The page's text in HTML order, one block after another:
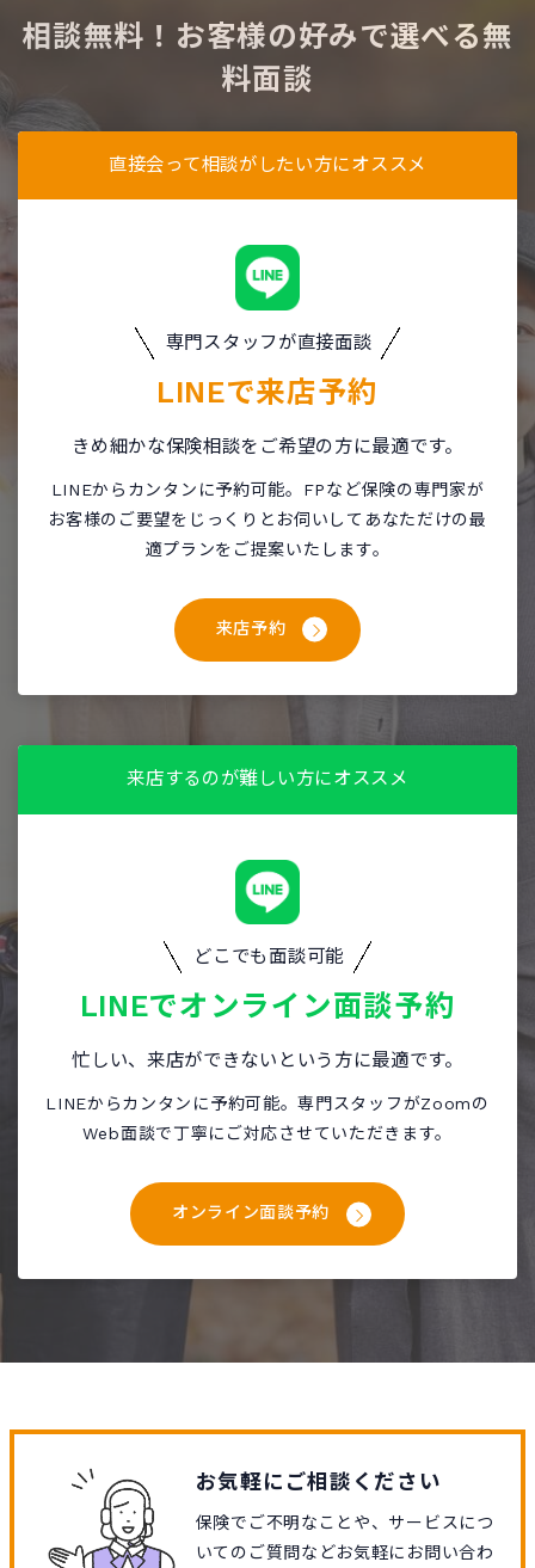
相談無料！お客様の好みで選べる無
料面談
直接会って相談がしたい方にオススメ
専門スタッフが直接面談
LINEで来店予約
きめ細かな保険相談をご希望の方に最適です。
LINEからカンタンに予約可能。FPなど保険の専門家が
お客様のご要望をじっくりとお伺いしてあなただけの最
適プランをご提案いたします。
来店予約
来店するのが難しい方にオススメ
どこでも面談可能
LINEでオンライン面談予約
忙しい、来店ができないという方に最適です。
LINEからカンタンに予約可能。専門スタッフがZoomの
Web面談で丁寧にご対応させていただきます。
オンライン面談予約
お気軽にご相談ください
保険でご不明なことや、サービスにつ
いてのご質問などお気軽にお問い合わ